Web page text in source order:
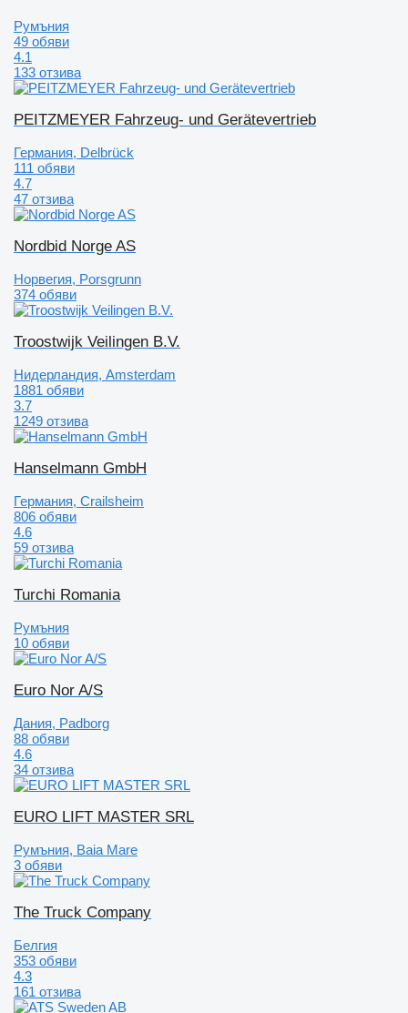
Румъния
49 обяви
4.1
133 отзива
PEITZMEYER Fahrzeug- und Gerätevertrieb
Германия, Delbrück
111 обяви
4.7
47 отзива
Nordbid Norge AS
Норвегия, Porsgrunn
374 обяви
Troostwijk Veilingen B.V.
Нидерландия, Amsterdam
1881 обяви
3.7
1249 отзива
Hanselmann GmbH
Германия, Crailsheim
806 обяви
4.6
59 отзива
Turchi Romania
Румъния
10 обяви
Euro Nor A/S
Дания, Padborg
88 обяви
4.6
34 отзива
EURO LIFT MASTER SRL
Румъния, Baia Mare
3 обяви
The Truck Company
Белгия
353 обяви
4.3
161 отзива